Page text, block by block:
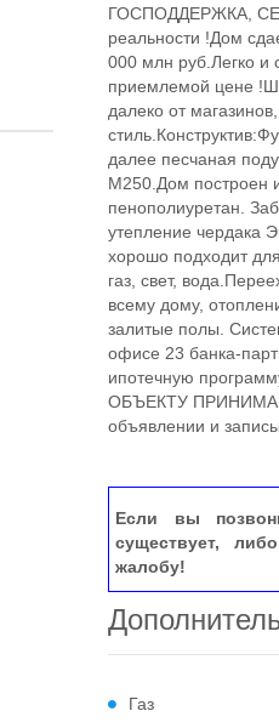
ГОСПОДДЕРЖКА,
реальности !Дом
000 млн руб.Легко и
приемлемой цене
далеко от
далее песчаная
М250.Дом построен
пенополиуретан.
утепление чердака
хорошо подходит
газ, свет,
всему дому,
залитые полы.
офисе 23 банка-
ипотечную
ОБЪЕКТУ
объявлении и
Если вы
существует,
жалобу!
Газ